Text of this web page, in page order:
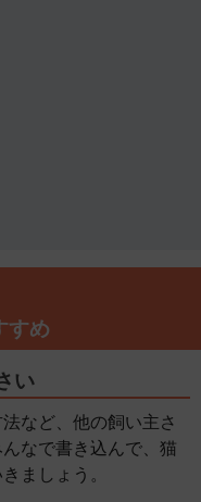
すめ
い
など、他の飼い主さ
なで書き込んで、猫
ましょう。